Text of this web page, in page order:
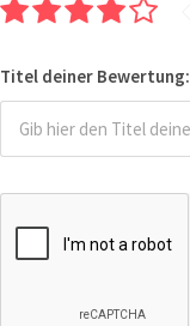
Titel deiner Bewertung: